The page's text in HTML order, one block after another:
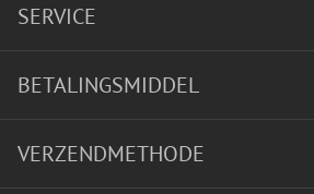
SERVICE
BETALINGSMIDDEL
VERZENDMETHODE